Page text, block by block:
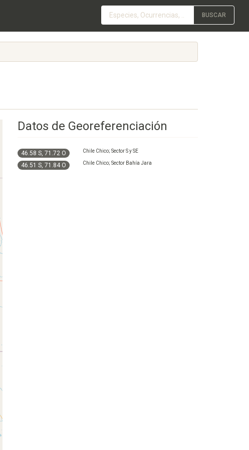
BUSCAR
Datos de Georeferenciación
46.58 S, 71.72 O Chile Chico; Sector S y SE
46.51 S, 71.84 O Chile Chico; Sector Bahía Jara